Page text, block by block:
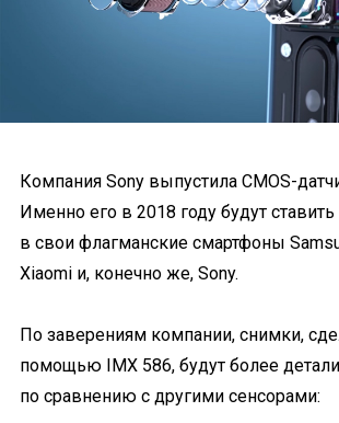
Компания Sony выпустила CMOS-
Именно его в 2018 году будут
в свои флагманские смартфоны
Xiaomi и, конечно же, Sony.
По заверениям компании, снимки,
помощью IMX 586, будут более
по сравнению с другими сенсорами: